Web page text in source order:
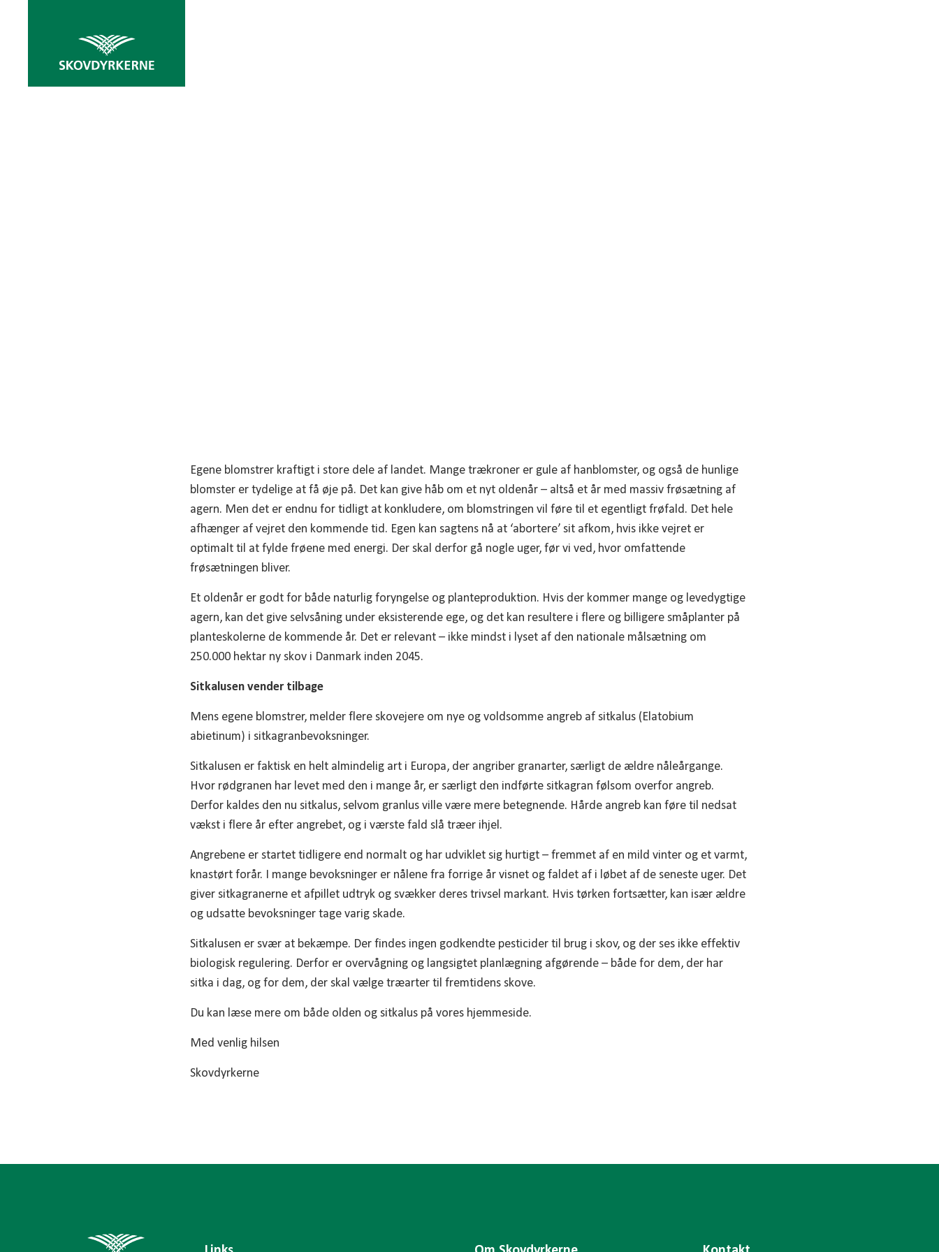
Egene blomstrer kraftigt i store dele af landet. Mange trækroner er gule af hanblomster, og også de hunlige
blomster er tydelige at få øje på. Det kan give håb om et nyt oldenår – altså et år med massiv frøsætning af
agern. Men det er endnu for tidligt at konkludere, om blomstringen vil føre til et egentligt frøfald. Det hele
afhænger af vejret den kommende tid. Egen kan sagtens nå at ‘abortere’ sit afkom, hvis ikke vejret er
optimalt til at fylde frøene med energi. Der skal derfor gå nogle uger, før vi ved, hvor omfattende
frøsætningen bliver.
Et oldenår er godt for både naturlig foryngelse og planteproduktion. Hvis der kommer mange og levedygtige
agern, kan det give selvsåning under eksisterende ege, og det kan resultere i flere og billigere småplanter på
planteskolerne de kommende år. Det er relevant – ikke mindst i lyset af den nationale målsætning om
250.000 hektar ny skov i Danmark inden 2045.
Sitkalusen vender tilbage
Mens egene blomstrer, melder flere skovejere om nye og voldsomme angreb af sitkalus (Elatobium
abietinum) i sitkagranbevoksninger.
Sitkalusen er faktisk en helt almindelig art i Europa, der angriber granarter, særligt de ældre nåleårgange.
Hvor rødgranen har levet med den i mange år, er særligt den indførte sitkagran følsom overfor angreb.
Derfor kaldes den nu sitkalus, selvom granlus ville være mere betegnende. Hårde angreb kan føre til nedsat
vækst i flere år efter angrebet, og i værste fald slå træer ihjel.
Angrebene er startet tidligere end normalt og har udviklet sig hurtigt – fremmet af en mild vinter og et varmt,
knastørt forår. I mange bevoksninger er nålene fra forrige år visnet og faldet af i løbet af de seneste uger. Det
giver sitkagranerne et afpillet udtryk og svækker deres trivsel markant. Hvis tørken fortsætter, kan især ældre
og udsatte bevoksninger tage varig skade.
Sitkalusen er svær at bekæmpe. Der findes ingen godkendte pesticider til brug i skov, og der ses ikke effektiv
biologisk regulering. Derfor er overvågning og langsigtet planlægning afgørende – både for dem, der har
sitka i dag, og for dem, der skal vælge træarter til fremtidens skove.
Du kan læse mere om både olden og sitkalus på vores hjemmeside.
Med venlig hilsen
Skovdyrkerne